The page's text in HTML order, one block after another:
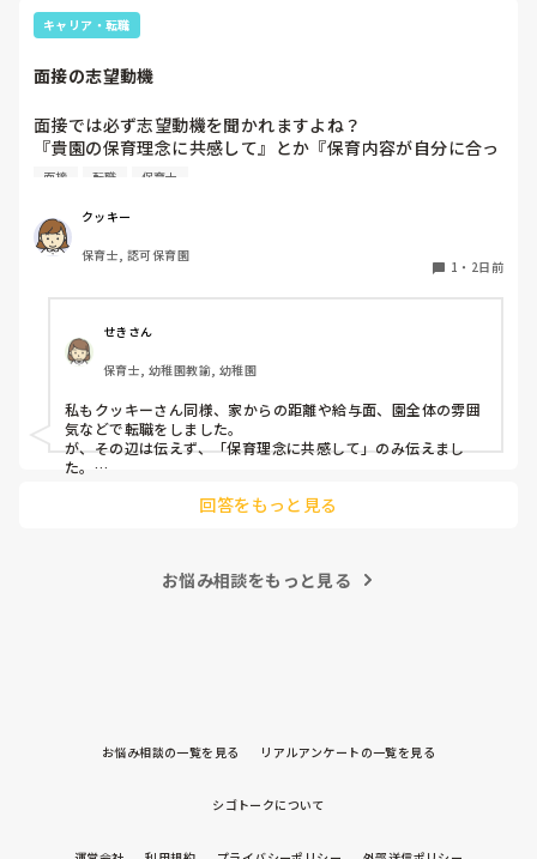
ただじっと座っていても、5分も座ればお尻に痛みがきま
す。
この高さの作業だと意外に、
なること多いことに気づきました。
その度にあちらこちらに痛みが来て
立ち上がる時には、膝や太ももが固まり痛みが……
腰痛、膝痛お持ちの方は、どの程度の痛みで働かれているの
でしょうか。
出産等で、幾度か開腹手術をしましたが、翌日には歩けまし
たし…
今回は、今少し治まっている痛みがぶり返したどうしようと
いう思いもあり、ちょっと無理かも…と思い始めています。
まだ急性期ということと、昔、夫が腰を痛めてすぐに整骨院
に行ってより酷くなって帰ってきたことがあり、怖くて行け
もしばしば…
パンツで寝れる子が増えてきて、寝かしつけの時にトイレに
うとするとその子も行きたがります。
ので、その子には待っててねといい外に出ていました。今日
はそれで2回漏らしています。
2回目は私は見ていないのですが、かなり微量だったそう
しているように見えると言われました。
日頃からそのことの関わりはしっかり持てるように意識はし
ていますが…
キャリア・転職
面接の志望動機
面接では必ず志望動機を聞かれますよね？
『貴園の保育理念に共感して』とか『保育内容が自分に合っ
てると思いました』等々が多いかと思いますが、実際はどう
私自身、園の雰囲気とか園の規模、保育内容は勘案しますが
正直なところ、家から通いやすいか、給与はどうか…という
ところに重きを置いています
皆さんは、志望動機をどのように答えていますか？また、本
音はどうですか？
面接 転職 保育士
クッキー
保育士, 認可保育園
1 ・ 2日前
せきさん
保育士, 幼稚園教諭, 幼稚園
私もクッキーさん同様、家からの距離や給与面、園全体の雰囲
気などで転職をしました。
が、その辺は伝えず、「保育理念に共感して」のみ伝えまし
た。
回答をもっと見る
お悩み相談をもっと見る
お悩み相談の一覧を見る リアルアンケートの一覧を見る
シゴトークについて